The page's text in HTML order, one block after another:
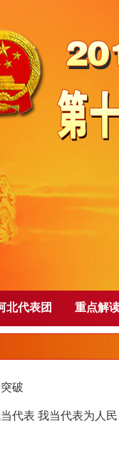
北代表团 重点解
破
代表 我当代表为人民